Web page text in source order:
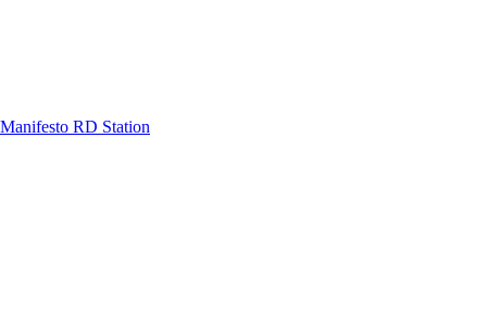
Manifesto RD Station